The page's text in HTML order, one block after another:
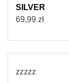
SILVER
69,99 zł
zzzzz